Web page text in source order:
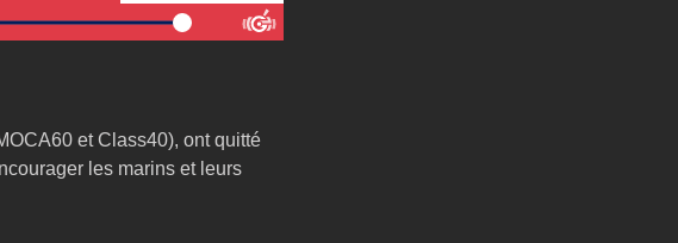
et Class40), ont quitté
les marins et leurs